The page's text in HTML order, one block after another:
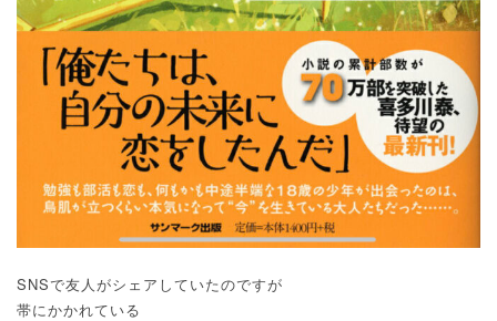
SNSで友人がシェアしていたのですが
帯にかかれている